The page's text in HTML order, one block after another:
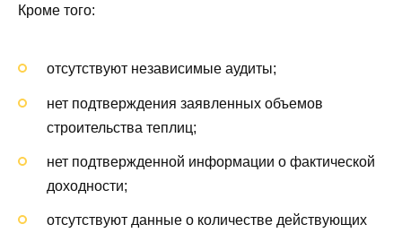
Кроме того:
отсутствуют независимые аудиты;
нет подтверждения заявленных объемов
строительства теплиц;
нет подтвержденной информации о фактической
доходности;
отсутствуют данные о количестве действующих